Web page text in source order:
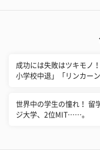
成功には失敗はツキモノ
小学校中退」「リンカー
世界中の学生の憧れ！ 留
ジ大学、2位MIT……。